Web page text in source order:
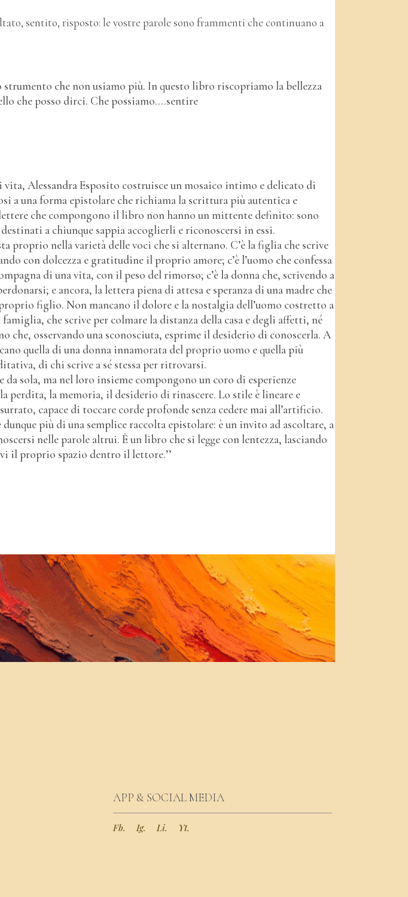
sentito, risposto: le vostre parole sono frammenti che continuano a
strumento che non usiamo più. In questo libro riscopriamo la bellezza
che posso dirci. Che possiamo....sentire
vita, Alessandra Esposito costruisce un mosaico intimo e delicato di
a una forma epistolare che richiama la scrittura più autentica e
che compongono il libro non hanno un mittente definito: sono
a chiunque sappia accoglierli e riconoscersi in essi.
proprio nella varietà delle voci che si alternano. C’è la figlia che scrive
con dolcezza e gratitudine il proprio amore; c’è l’uomo che confessa
di una vita, con il peso del rimorso; c’è la donna che, scrivendo a
e ancora, la lettera piena di attesa e speranza di una madre che
figlio. Non mancano il dolore e la nostalgia dell’uomo costretto a
che scrive per colmare la distanza della casa e degli affetti, né
che, osservando una sconosciuta, esprime il desiderio di conoscerla. A
quella di una donna innamorata del proprio uomo e quella più
di chi scrive a sé stessa per ritrovarsi.
da sola, ma nel loro insieme compongono un coro di esperienze
perdita, la memoria, il desiderio di rinascere. Lo stile è lineare e
capace di toccare corde profonde senza cedere mai all’artificio.
più di una semplice raccolta epistolare: è un invito ad ascoltare, a
nelle parole altrui. È un libro che si legge con lentezza, lasciando
il proprio spazio dentro il lettore.’’
APP & SOCIAL MEDIA
Fb. Ig. Li. Yt.